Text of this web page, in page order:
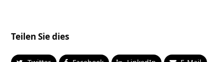
Teilen Sie dies